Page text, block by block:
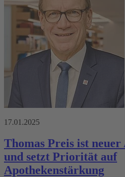
17.01.2025
Thomas Preis ist
und setzt Priorität auf
Apothekenstärkung